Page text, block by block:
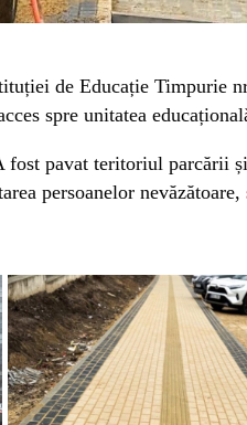
de Educație Timpurie
spre unitatea
pavat teritoriul parcării
persoanelor